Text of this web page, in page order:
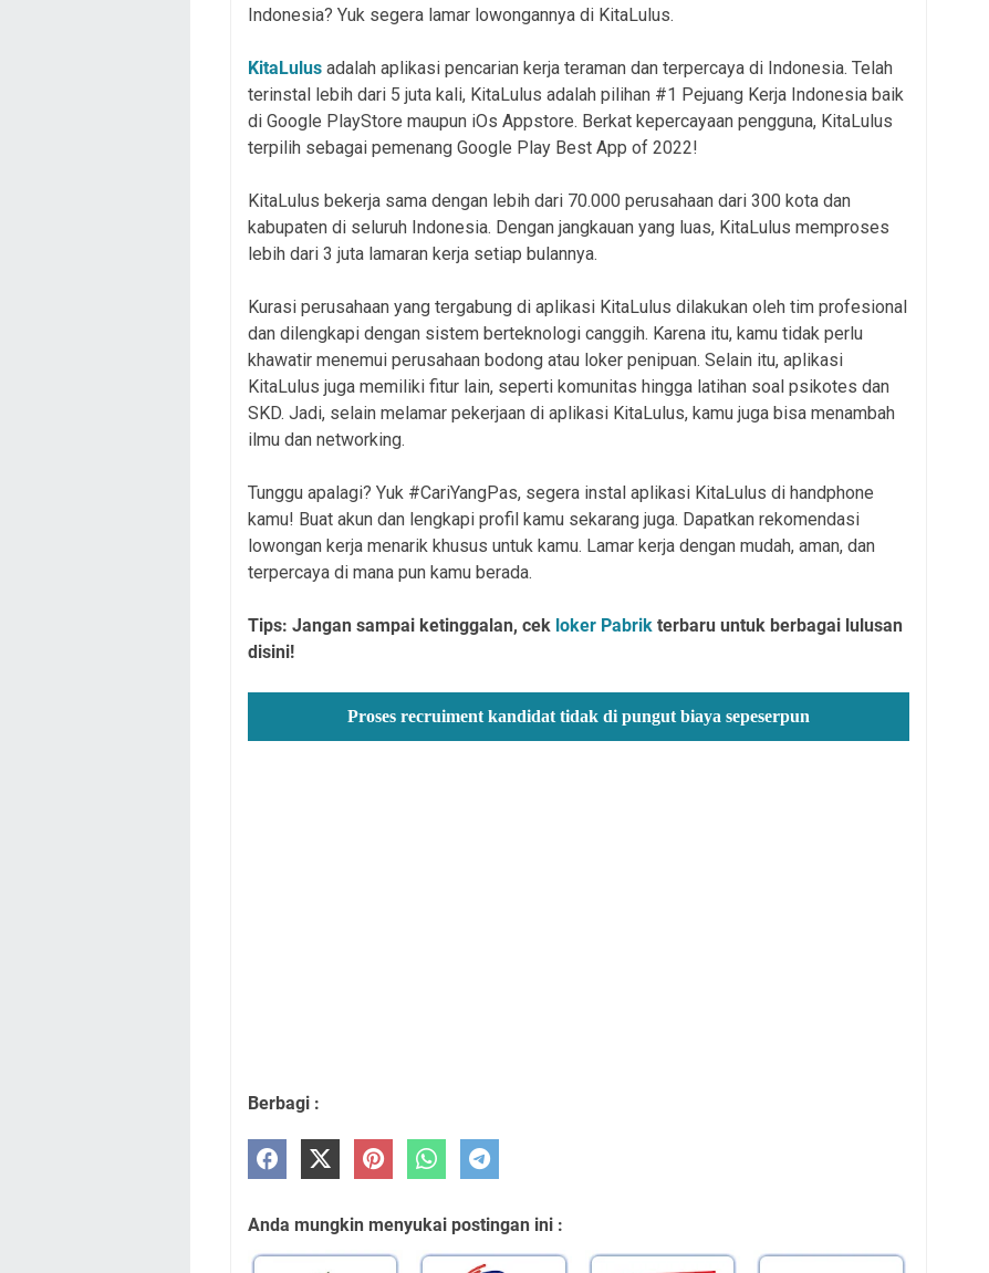
Indonesia? Yuk segera lamar lowongannya di KitaLulus.
KitaLulus adalah aplikasi pencarian kerja teraman dan terpercaya di Indonesia. Telah
terinstal lebih dari 5 juta kali, KitaLulus adalah pilihan #1 Pejuang Kerja Indonesia baik
di Google PlayStore maupun iOs Appstore. Berkat kepercayaan pengguna, KitaLulus
terpilih sebagai pemenang Google Play Best App of 2022!
KitaLulus bekerja sama dengan lebih dari 70.000 perusahaan dari 300 kota dan
kabupaten di seluruh Indonesia. Dengan jangkauan yang luas, KitaLulus memproses
lebih dari 3 juta lamaran kerja setiap bulannya.
Kurasi perusahaan yang tergabung di aplikasi KitaLulus dilakukan oleh tim profesional
dan dilengkapi dengan sistem berteknologi canggih. Karena itu, kamu tidak perlu
khawatir menemui perusahaan bodong atau loker penipuan. Selain itu, aplikasi
KitaLulus juga memiliki fitur lain, seperti komunitas hingga latihan soal psikotes dan
SKD. Jadi, selain melamar pekerjaan di aplikasi KitaLulus, kamu juga bisa menambah
ilmu dan networking.
Tunggu apalagi? Yuk #CariYangPas, segera instal aplikasi KitaLulus di handphone
kamu! Buat akun dan lengkapi profil kamu sekarang juga. Dapatkan rekomendasi
lowongan kerja menarik khusus untuk kamu. Lamar kerja dengan mudah, aman, dan
terpercaya di mana pun kamu berada.
Tips: Jangan sampai ketinggalan, cek loker Pabrik terbaru untuk berbagai lulusan
disini!
Proses recruiment kandidat tidak di pungut biaya sepeserpun
Berbagi :
Anda mungkin menyukai postingan ini :